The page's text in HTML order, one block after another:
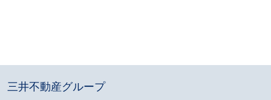
三井不動産グループ